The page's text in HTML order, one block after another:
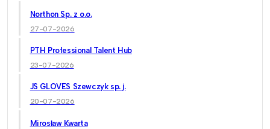
Northon Sp. z o.o.
27-07-2026
PTH Professional Talent Hub
23-07-2026
JS GLOVES Szewczyk sp. j.
20-07-2026
Mirosław Kwarta